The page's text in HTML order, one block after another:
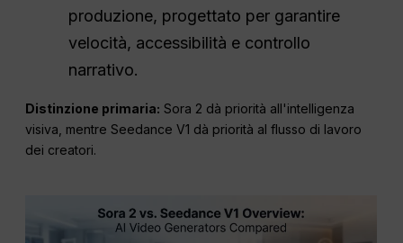
produzione, progettato per garantire
velocità, accessibilità e controllo
narrativo.
Distinzione primaria: Sora 2 dà priorità all'intelligenza
visiva, mentre Seedance V1 dà priorità al flusso di lavoro
dei creatori.